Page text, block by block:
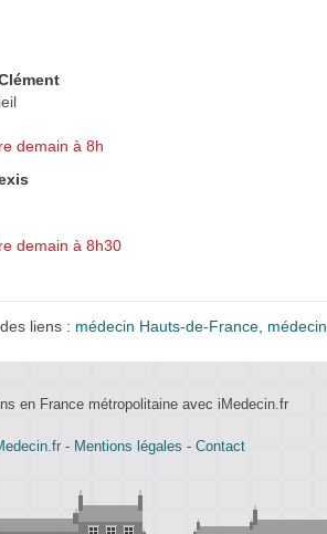
demain à 8h
demain à 8h30
liens : médecin Hauts-de-France,
en France métropolitaine avec iMedecin.fr
- Mentions légales - Contact